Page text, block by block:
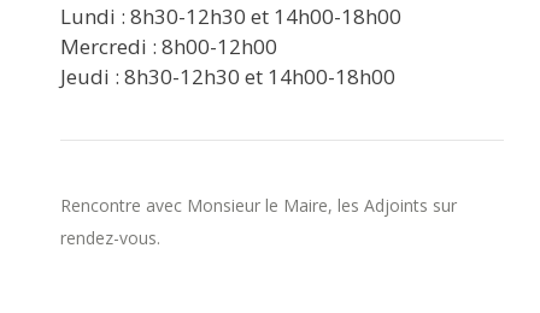
Lundi : 8h30-12h30 et 14h00-18h00
Mercredi : 8h00-12h00
Jeudi : 8h30-12h30 et 14h00-18h00
Rencontre avec Monsieur le Maire, les Adjoints sur
rendez-vous.